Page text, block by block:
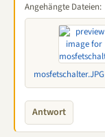
Angehängte Dateien:
mosfetschalter.JPG
Antwort